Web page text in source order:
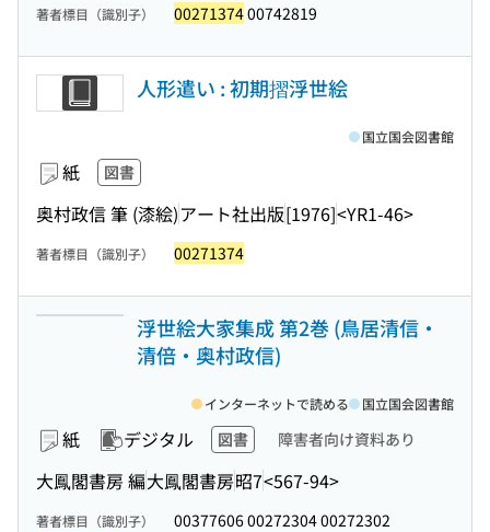
著者標目（識別子） 0027137400742819
人形遣い : 初期摺浮世絵
紙 図書
奥村政信 筆 (漆絵)アート社出版[1976]<YR1-46>
国立国会図書館
著者標目（識別子） 00271374
浮世絵大家集成 第2巻 (鳥居清信・
清倍・奥村政信)
紙 デジタル 図書 障害者向け資料あり
大鳳閣書房 編大鳳閣書房昭7<567-94>
インターネットで読める 国立国会図書館
著者標目（識別子）
00377606 00272304 00272302